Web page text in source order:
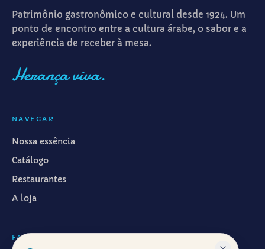
Patrimônio gastronômico e cultural desde 1924. Um
ponto de encontro entre a cultura árabe, o sabor e a
experiência de receber à mesa.
Herança viva.
NAVEGAR
Nossa essência
Catálogo
Restaurantes
A loja
FALAR CONOSCO